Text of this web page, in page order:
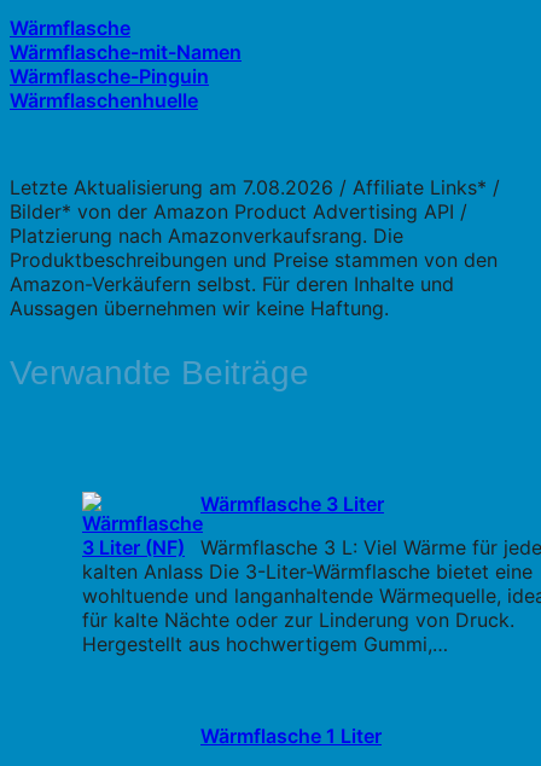
Wärmflasche
Wärmflasche-mit-Namen
Wärmflasche-Pinguin
Wärmflaschenhuelle
Letzte Aktualisierung am 7.08.2026 / Affiliate Links* /
Bilder* von der Amazon Product Advertising API /
Platzierung nach Amazonverkaufsrang. Die
Produktbeschreibungen und Preise stammen von den
Amazon-Verkäufern selbst. Für deren Inhalte und
Aussagen übernehmen wir keine Haftung.
Verwandte Beiträge
Wärmflasche 3 Liter
Wärmflasche 3 L: Viel Wärme für
kalten Anlass Die 3-Liter-Wärmflasche bietet eine
wohltuende und langanhaltende Wärmequelle,
für kalte Nächte oder zur Linderung von Druck.
Hergestellt aus hochwertigem Gummi,…
Wärmflasche 1 Liter